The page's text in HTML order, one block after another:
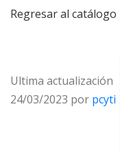
Regresar al catálogo
Ultima actualización
24/03/2023 por pcyti